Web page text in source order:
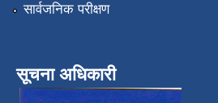
सार्वजनिक परीक्षण
सूचना अधिकारी